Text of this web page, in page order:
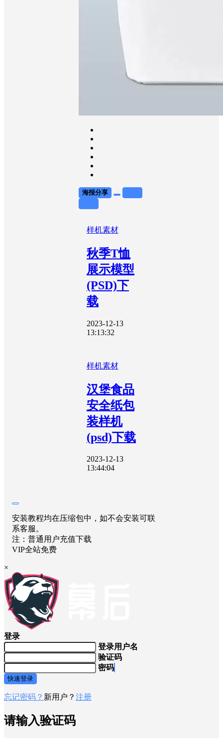
海报分享
样机素材
秋季T恤
展示模型
(PSD)下
载
2023-12-13
13:13:32
样机素材
汉堡食品
安全纸包
装样机
(psd)下载
2023-12-13
13:44:04
安装教程均在压缩包中，如不会安装可联
系客服。
注：普通用户充值下载
VIP全站免费
×
登录
登录用户名
验证码
密码
快速登录
忘记密码？ 新用户？ 注册
请输入验证码